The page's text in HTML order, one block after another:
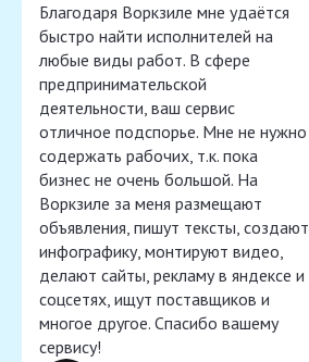
Благодаря Воркзиле мне удаётся
быстро найти исполнителей на
любые виды работ. В сфере
предпринимательской
деятельности, ваш сервис
отличное подспорье. Мне не нужно
содержать рабочих, т.к. пока
бизнес не очень большой. На
Воркзиле за меня размещают
объявления, пишут тексты, создают
инфографику, монтируют видео,
делают сайты, рекламу в яндексе и
соцсетях, ищут поставщиков и
многое другое. Спасибо вашему
сервису!